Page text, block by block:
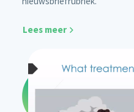
Lees meer